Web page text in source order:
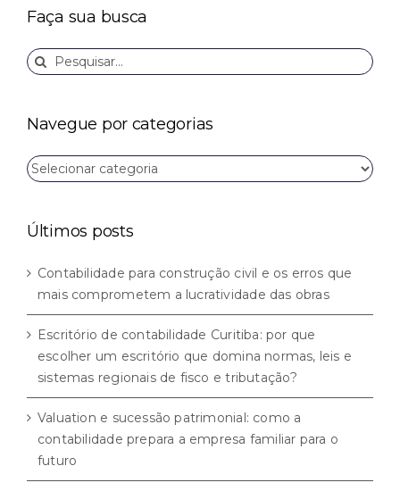
Faça sua busca
Buscar
resultados
Navegue por categorias
Navegue
por
Últimos posts
Contabilidade para construção civil e os erros que
mais comprometem a lucratividade das obras
Escritório de contabilidade Curitiba: por que
escolher um escritório que domina normas, leis e
sistemas regionais de fisco e tributação?
Valuation e sucessão patrimonial: como a
contabilidade prepara a empresa familiar para o
futuro